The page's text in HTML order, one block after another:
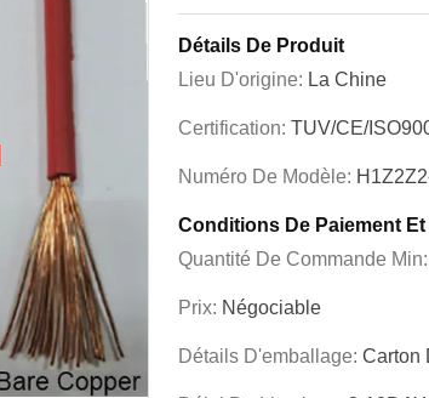
Détails De Produit
Lieu D'origine: La Chine
Certification: TUV/CE/
Numéro De Modèle:
Conditions De Paiement
Quantité De Commande Min:
Prix: Négociable
Détails D'emballage: Carton